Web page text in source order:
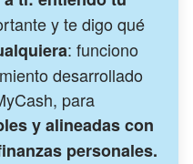
y te digo qué
: funciono
desarrollado
para
y alineadas con
personales.